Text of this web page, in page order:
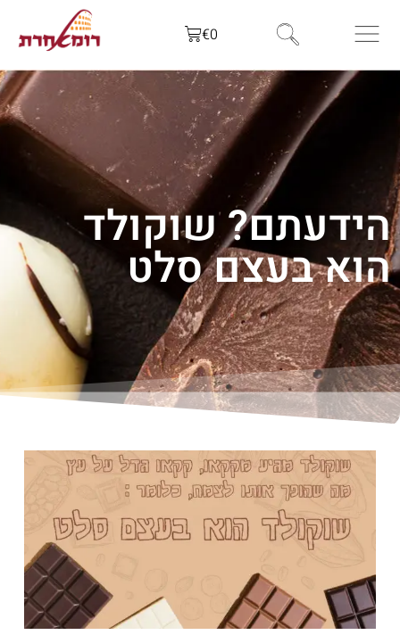
€0
הידעתם? שוקולד
הוא בעצם סלט